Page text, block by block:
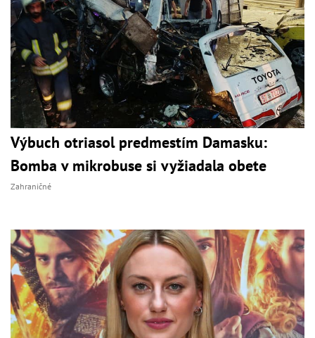
Výbuch otriasol predmestím Damasku:
Bomba v mikrobuse si vyžiadala obete
Zahraničné